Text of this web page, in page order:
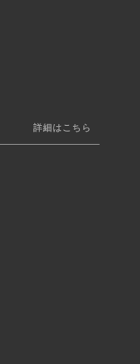
詳細はこちら